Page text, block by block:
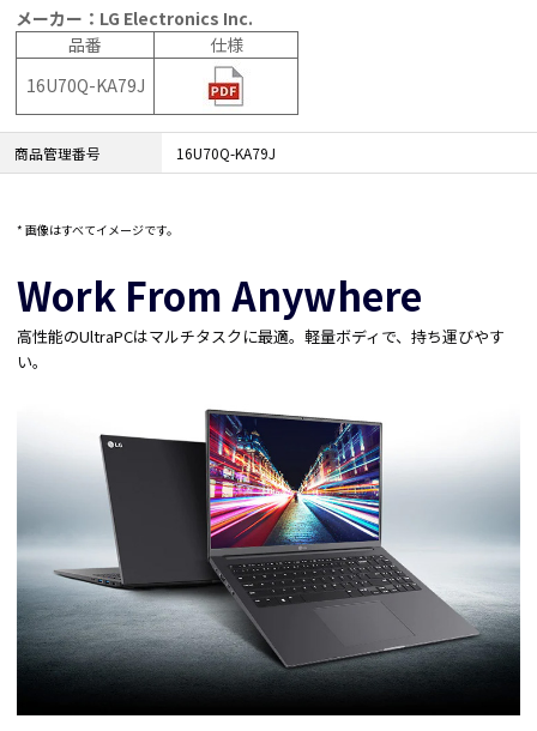
メーカー：LG Electronics Inc.
品番
仕様
16U70Q-KA79J
商品管理番号 16U70Q-KA79J
* 画像はすべてイメージです。
Work From Anywhere
高性能のUltraPCはマルチタスクに最適。軽量ボディで、持ち運びやす
い。